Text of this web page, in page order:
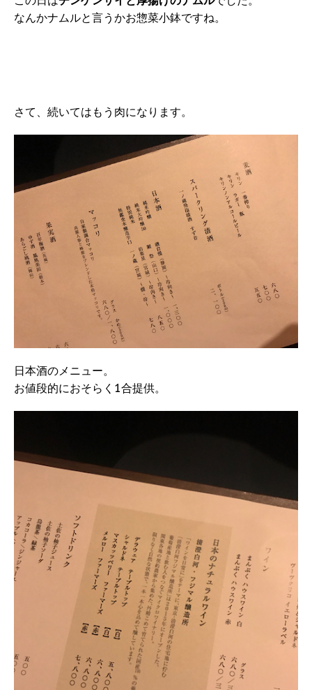
なんかナムルと言うかお惣菜小鉢ですね。
さて、続いてはもう肉になります。
日本酒のメニュー。
お値段的におそらく1合提供。